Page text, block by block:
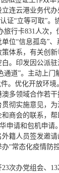
连云港业务代
证“立等可取”
行卡831人次
位“信息孤岛”
体系，有关创
。印发因公派
道”。主动上
。优化开放环
多领域合作若
彻实施意见，
商会的联系，
申请和包机申请
籍人员签发邀
“常态化疫情防
次办党组会、